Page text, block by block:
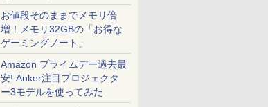
お値段そのままでメモリ倍
増！メモリ32GBの「お得な
ゲーミングノート」
Amazon プライムデー過去最
安! Anker注目プロジェクタ
ー3モデルを使ってみた